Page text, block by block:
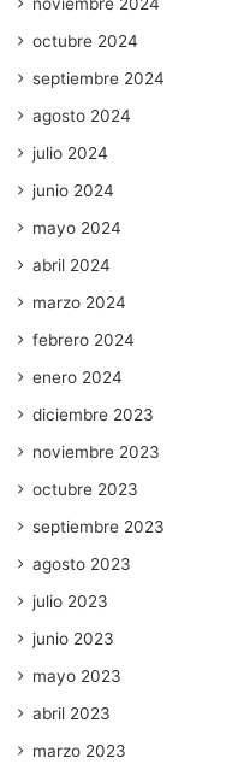
noviembre 2024
octubre 2024
septiembre 2024
agosto 2024
julio 2024
junio 2024
mayo 2024
abril 2024
marzo 2024
febrero 2024
enero 2024
diciembre 2023
noviembre 2023
octubre 2023
septiembre 2023
agosto 2023
julio 2023
junio 2023
mayo 2023
abril 2023
marzo 2023